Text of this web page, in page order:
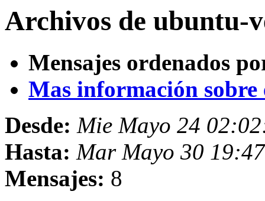
Archivos de ubuntu-
Mensajes ordenados
Mas información sobre
Desde: Mie Mayo 24
Hasta: Mar Mayo 30
Mensajes: 8